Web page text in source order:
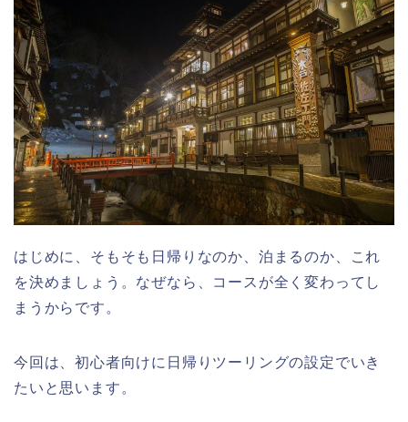
はじめに、そもそも日帰りなのか、泊まるのか、これ
を決めましょう。なぜなら、コースが全く変わってし
まうからです。
今回は、初心者向けに日帰りツーリングの設定でいき
たいと思います。